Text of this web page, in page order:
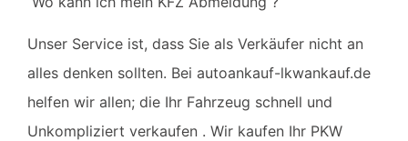
Unser Service ist, dass Sie als Verkäufer nicht an
alles denken sollten. Bei autoankauf-lkwankauf.de
helfen wir allen; die Ihr Fahrzeug schnell und
Unkompliziert verkaufen . Wir kaufen Ihr PKW